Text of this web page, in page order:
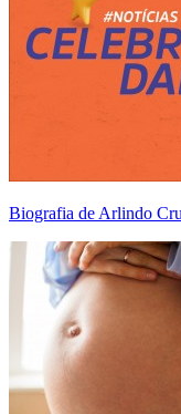
Biografia de Arlindo